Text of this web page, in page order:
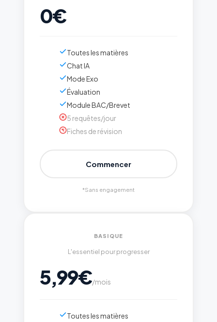
0€
Toutes les matières
Chat IA
Mode Exo
Évaluation
Module BAC/Brevet
5 requêtes/jour
Fiches de révision
Commencer
*Sans engagement
BASIQUE
L'essentiel pour progresser
5,99€/mois
Toutes les matières